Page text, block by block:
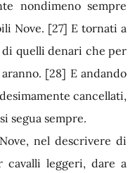
nondimeno sempre
Nove. [27] E tornati a
quelli denari che per
[28] E andando
cancellati,
segua sempre.
nel descrivere di
leggeri, dare a